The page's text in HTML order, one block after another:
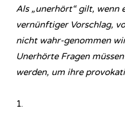
Als „unerhört“ gilt, wenn
vernünftiger Vorschlag,
nicht wahr-genommen
Unerhörte Fragen
werden, um ihre
1.